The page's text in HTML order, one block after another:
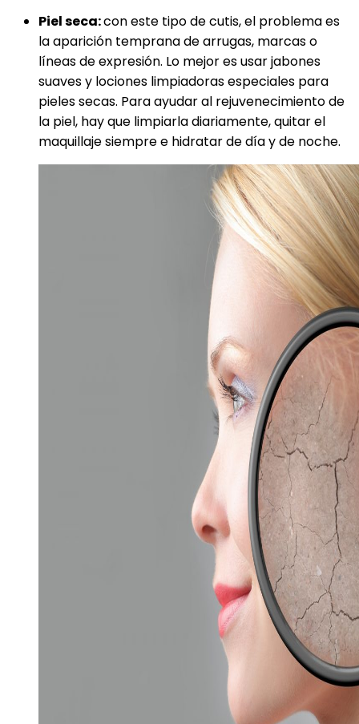
Piel seca:con este tipo de cutis, el problema es
la aparición temprana de arrugas, marcas o
líneas de expresión. Lo mejor es usar jabones
suaves y lociones limpiadoras especiales para
pieles secas. Para ayudar al rejuvenecimiento de
la piel, hay que limpiarla diariamente, quitar el
maquillaje siempre e hidratar de día y de noche.